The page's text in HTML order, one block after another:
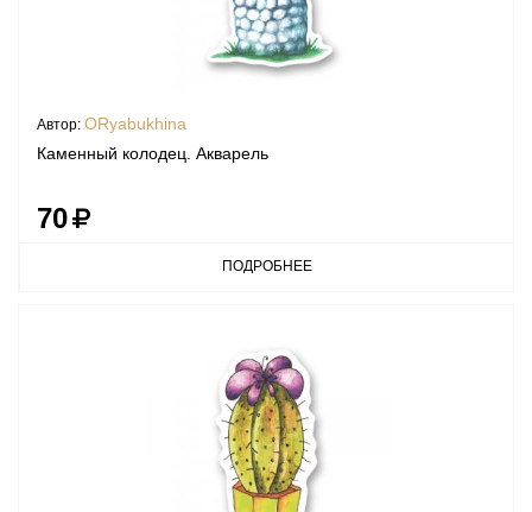
Автор: ORyabukhina
Каменный колодец. Акварель
70
ПОДРОБНЕЕ